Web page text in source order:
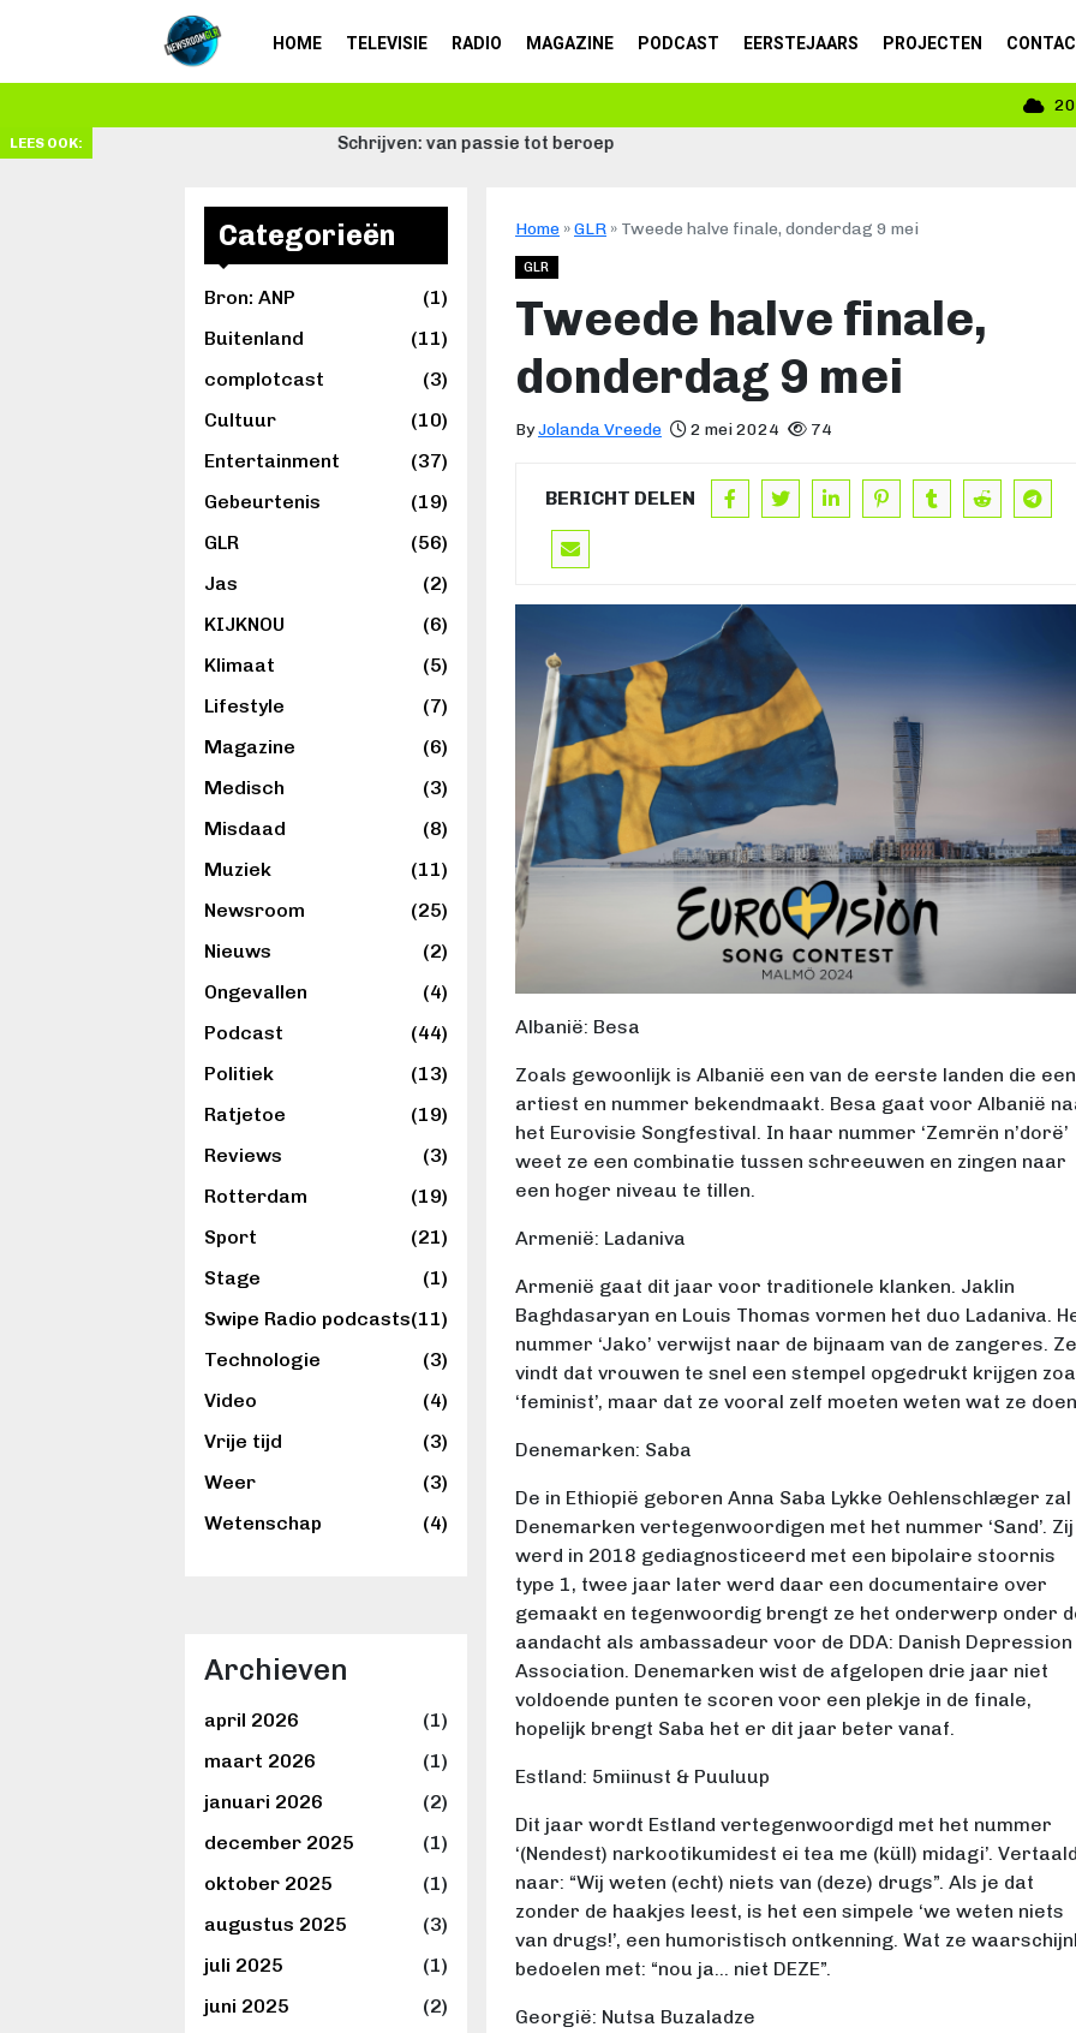
HOME TELEVISIE RADIO MAGAZINE PODCAST EERSTEJAARS PROJECTEN
LEES OOK: Schrijven: van passie tot beroep
Categorieën
Bron: ANP
(1)
Buitenland
(11)
complotcast
(3)
Cultuur
(10)
Entertainment
(37)
Gebeurtenis
(19)
GLR
(56)
Jas
(2)
KIJKNOU
(6)
Klimaat
(5)
Lifestyle
(7)
Magazine
(6)
Medisch
(3)
Misdaad
(8)
Muziek
(11)
Newsroom
(25)
Nieuws
(2)
Ongevallen
(4)
Podcast
(44)
Politiek
(13)
Ratjetoe
(19)
Reviews
(3)
Rotterdam
(19)
Sport
(21)
Stage
(1)
Swipe Radio podcasts(11)
Technologie
(3)
Video
(4)
Vrije tijd
(3)
Weer
(3)
Wetenschap
(4)
Archieven
april 2026
(1)
maart 2026
(1)
januari 2026
(2)
december 2025
(1)
oktober 2025
(1)
augustus 2025
(3)
juli 2025
(1)
juni 2025
(2)
Home »GLR » Tweede halve finale, donderdag 9 mei
GLR
Tweede halve finale,
donderdag 9 mei
ByJolanda Vreede 2 mei 2024 74
BERICHT DELEN
Albanië: Besa
Zoals gewoonlijk is Albanië een van de eerste landen die een
artiest en nummer bekendmaakt. Besa gaat voor Albanië
het Eurovisie Songfestival. In haar nummer ‘Zemrën n’dorë’
weet ze een combinatie tussen schreeuwen en zingen naar
een hoger niveau te tillen.
Armenië: Ladaniva
Armenië gaat dit jaar voor traditionele klanken. Jaklin
Baghdasaryan en Louis Thomas vormen het duo Ladaniva.
nummer ‘Jako’ verwijst naar de bijnaam van de zangeres. Ze
vindt dat vrouwen te snel een stempel opgedrukt krijgen
‘feminist’, maar dat ze vooral zelf moeten weten wat ze
Denemarken: Saba
De in Ethiopië geboren Anna Saba Lykke Oehlenschlæger zal
Denemarken vertegenwoordigen met het nummer ‘Sand’. Zij
werd in 2018 gediagnosticeerd met een bipolaire stoornis
type 1, twee jaar later werd daar een documentaire over
gemaakt en tegenwoordig brengt ze het onderwerp onder
aandacht als ambassadeur voor de DDA: Danish Depression
Association. Denemarken wist de afgelopen drie jaar niet
voldoende punten te scoren voor een plekje in de finale,
hopelijk brengt Saba het er dit jaar beter vanaf.
Estland: 5miinust & Puuluup
Dit jaar wordt Estland vertegenwoordigd met het nummer
‘(Nendest) narkootikumidest ei tea me (küll) midagi’.
naar: “Wij weten (echt) niets van (deze) drugs”. Als je dat
zonder de haakjes leest, is het een simpele ‘we weten niets
van drugs!’, een humoristisch ontkenning. Wat ze
bedoelen met: “nou ja… niet DEZE”.
Georgië: Nutsa Buzaladze